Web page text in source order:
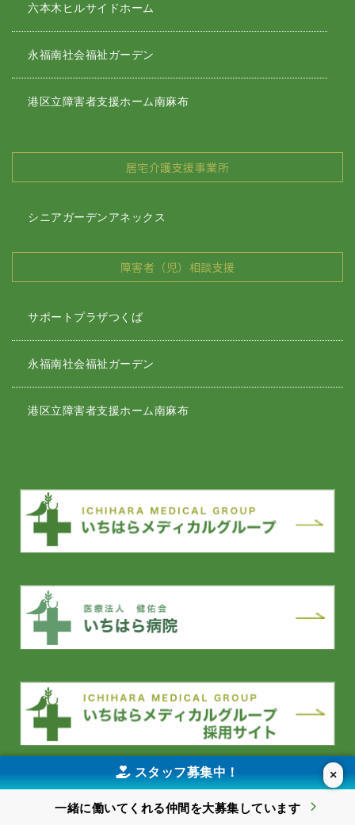
×
スタッフ募集中！
一緒に働いてくれる仲間を大募集しています
六本木ヒルサイドホーム
永福南社会福祉ガーデン
港区立障害者支援ホーム南麻布
居宅介護支援事業所
シニアガーデンアネックス
障害者（児）相談支援
サポートプラザつくば
永福南社会福祉ガーデン
港区立障害者支援ホーム南麻布
YouTube
©2026 KENSEIKAI Social Welfare Corporation All Rights Reserved.